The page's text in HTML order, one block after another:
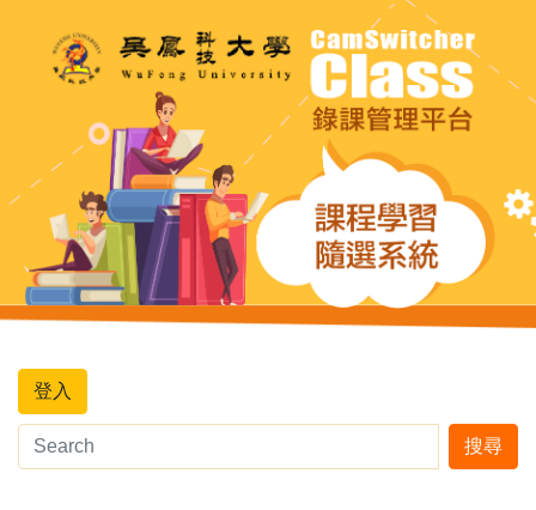
登入
搜尋